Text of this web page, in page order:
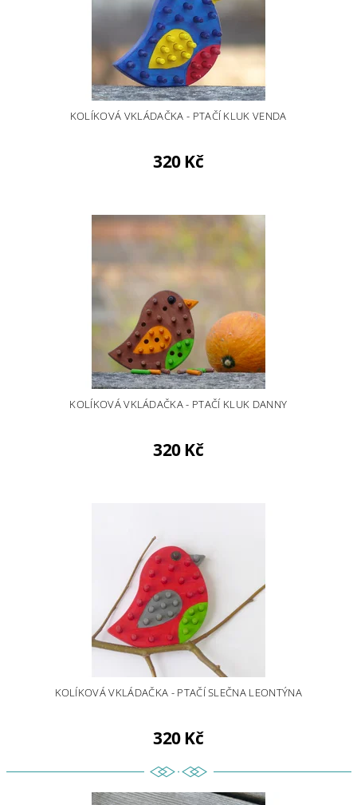
KOLÍKOVÁ VKLÁDAČKA - PTAČÍ KLUK VENDA
320 Kč
KOLÍKOVÁ VKLÁDAČKA - PTAČÍ KLUK DANNY
320 Kč
KOLÍKOVÁ VKLÁDAČKA - PTAČÍ SLEČNA LEONTÝNA
320 Kč